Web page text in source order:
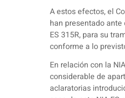
A estos efectos, el
han presentado ante
ES 315R, para su
conforme a lo
En relación con la
considerable de
aclaratorias